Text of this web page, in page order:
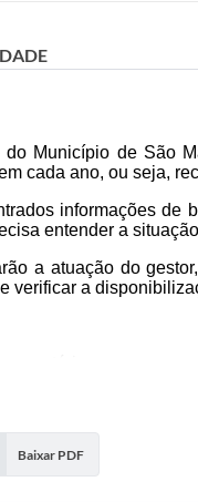
Município de São
cada ano, ou seja,
informações de
entender a
a atuação do
verificar a
ao sistema
Baixar PDF